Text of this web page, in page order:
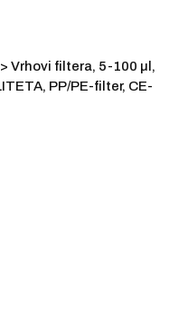
> Vrhovi filtera, 5-100 µl,
PP/PE-filter, CE-